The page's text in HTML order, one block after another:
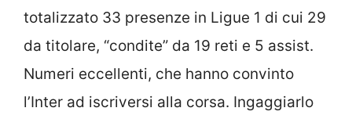
totalizzato 33 presenze in Ligue 1 di cui 29
da titolare, “condite” da 19 reti e 5 assist.
Numeri eccellenti, che hanno convinto
l’Inter ad iscriversi alla corsa. Ingaggiarlo